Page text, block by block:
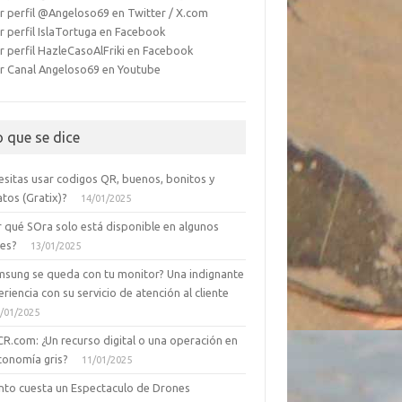
perfil @Angeloso69 en Twitter / X.com
perfil IslaTortuga en Facebook
perfil HazleCasoAlFriki en Facebook
Canal Angeloso69 en Youtube
que se dice
usar codigos QR, buenos, bonitos y
(Gratix)?
14/01/2025
qué SOra solo está disponible en algunos
13/01/2025
se queda con tu monitor? Una indignante
con su servicio de atención al cliente
01/2025
¿Un recurso digital o una operación en
gris?
11/01/2025
cuesta un Espectaculo de Drones